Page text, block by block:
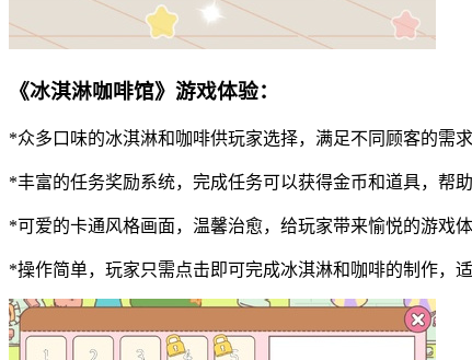
《冰淇淋咖啡馆》游戏体验：
*众多口味的冰淇淋和咖啡供玩家选择，满足不同顾客的需求
*丰富的任务奖励系统，完成任务可以获得金币和道具，帮
*可爱的卡通风格画面，温馨治愈，给玩家带来愉悦的游戏体
*操作简单，玩家只需点击即可完成冰淇淋和咖啡的制作，